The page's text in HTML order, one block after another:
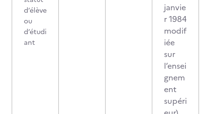
d’élève
ou
d’étudi
ant
janvie
r 1984
modif
iée
sur
l’ensei
gnem
ent
supéri